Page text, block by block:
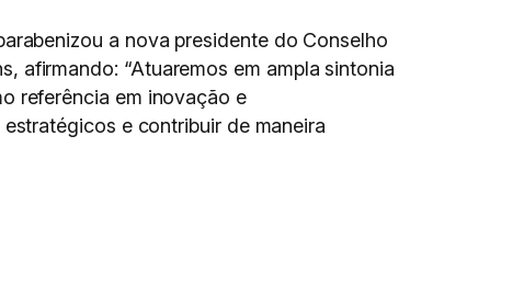
a nova presidente do Conselho
afirmando: “Atuaremos em ampla sintonia
referência em inovação e
e contribuir de maneira